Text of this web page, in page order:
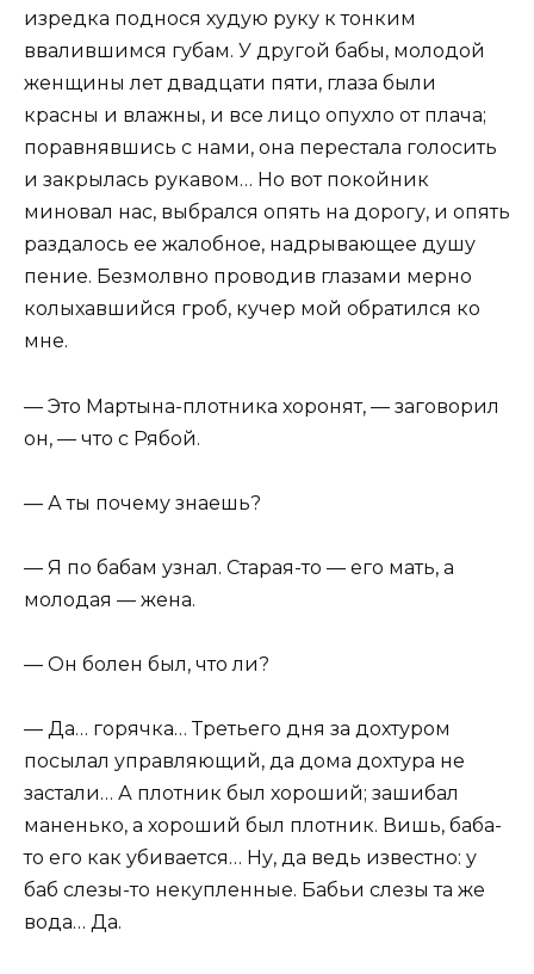
изредка поднося худую руку к тонким
ввалившимся губам. У другой бабы, молодой
женщины лет двадцати пяти, глаза были
красны и влажны, и все лицо опухло от плача;
поравнявшись с нами, она перестала голосить
и закрылась рукавом… Но вот покойник
миновал нас, выбрался опять на дорогу, и опять
раздалось ее жалобное, надрывающее душу
пение. Безмолвно проводив глазами мерно
колыхавшийся гроб, кучер мой обратился ко
мне.
— Это Мартына-плотника хоронят, — заговорил
он, — что с Рябой.
— А ты почему знаешь?
— Я по бабам узнал. Старая-то — его мать, а
молодая — жена.
— Он болен был, что ли?
— Да… горячка… Третьего дня за дохтуром
посылал управляющий, да дома дохтура не
застали… А плотник был хороший; зашибал
маненько, а хороший был плотник. Вишь, баба-
то его как убивается… Ну, да ведь известно: у
баб слезы-то некупленные. Бабьи слезы та же
вода… Да.